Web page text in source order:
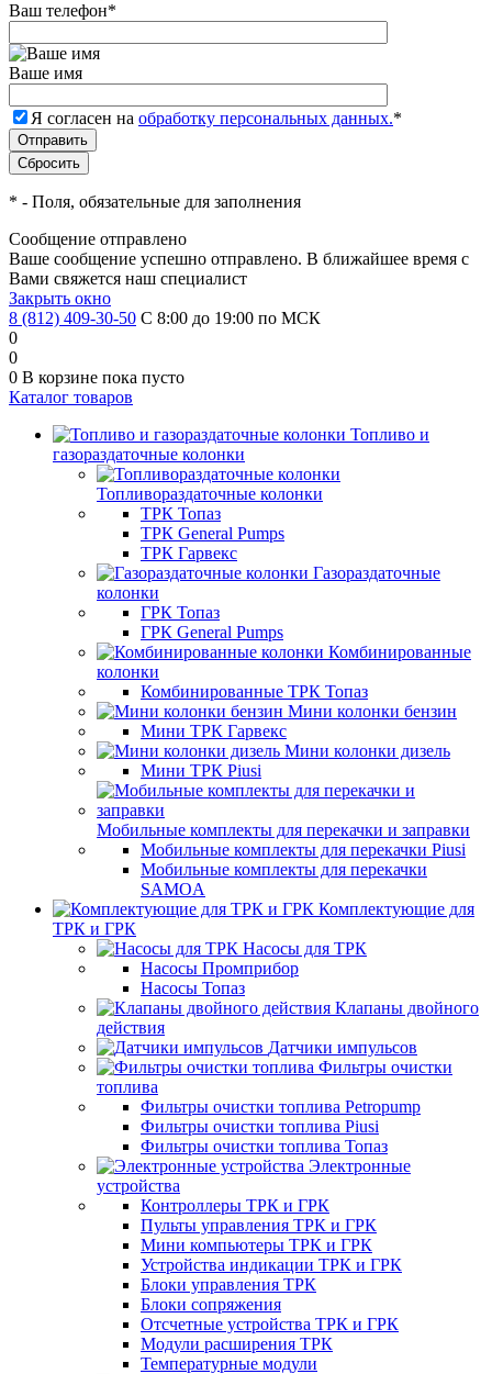
Ваш телефон*
Ваше имя
Я согласен на обработку персональных данных.*
* - Поля, обязательные для заполнения
Сообщение отправлено
Ваше сообщение успешно отправлено. В ближайшее время с
Вами свяжется наш специалист
Закрыть окно
8 (812) 409-30-50 С 8:00 до 19:00 по МСК
0
0
0 В корзине пока пусто
Каталог товаров
Топливо и
газораздаточные колонки
Топливораздаточные колонки
ТРК Топаз
ТРК General Pumps
ТРК Гарвекс
Газораздаточные
колонки
ГРК Топаз
ГРК General Pumps
Комбинированные
колонки
Комбинированные ТРК Топаз
Мини колонки бензин
Мини ТРК Гарвекс
Мини колонки дизель
Мини ТРК Piusi
Мобильные комплекты для перекачки и заправки
Мобильные комплекты для перекачки Piusi
Мобильные комплекты для перекачки
SAMOA
Комплектующие для
ТРК и ГРК
Насосы для ТРК
Насосы Промприбор
Насосы Топаз
Клапаны двойного
действия
Датчики импульсов
Фильтры очистки
топлива
Фильтры очистки топлива Petropump
Фильтры очистки топлива Piusi
Фильтры очистки топлива Топаз
Электронные
устройства
Контроллеры ТРК и ГРК
Пульты управления ТРК и ГРК
Мини компьютеры ТРК и ГРК
Устройства индикации ТРК и ГРК
Блоки управления ТРК
Блоки сопряжения
Отсчетные устройства ТРК и ГРК
Модули расширения ТРК
Температурные модули